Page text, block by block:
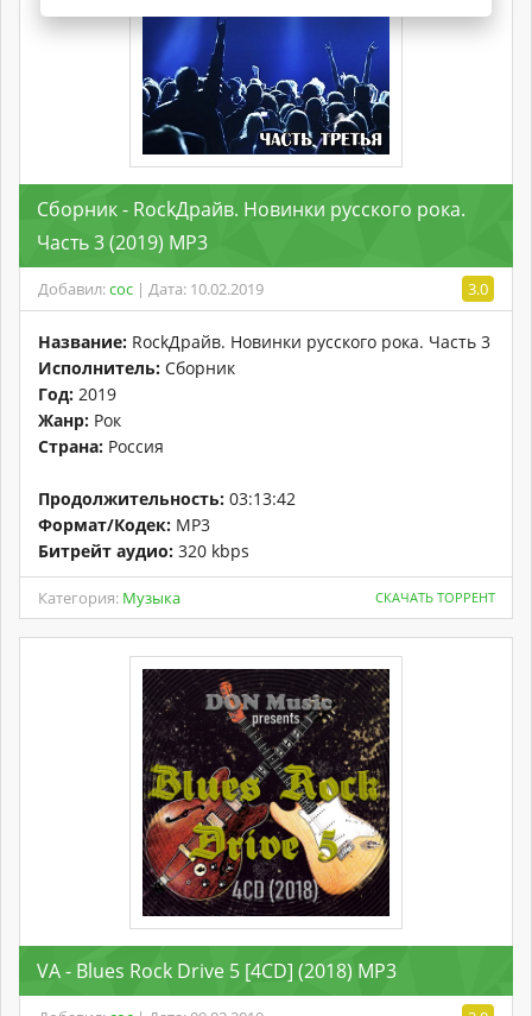
Сборник - RockДрайв. Новинки русского рока.
Часть 3 (2019) MP3
Добавил:coc | Дата: 10.02.2019 3.0
Название: RockДрайв. Новинки русского рока. Часть 3
Исполнитель: Сборник
Год: 2019
Жанр: Рок
Страна: Россия
Продолжительность: 03:13:42
Формат/Кодек: MP3
Битрейт аудио: 320 kbps
Категория: Музыка СКАЧАТЬ ТОРРЕНТ
VA - Blues Rock Drive 5 [4CD] (2018) MP3